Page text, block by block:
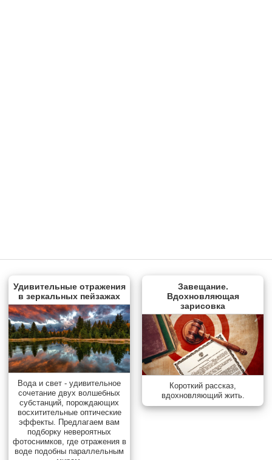
Удивительные отражения
в зеркальных пейзажах
Вода и свет - удивительное
сочетание двух волшебных
субстанций, порождающих
восхитительные оптические
эффекты. Предлагаем вам
подборку невероятных
фотоснимков, где отражения в
воде подобны параллельным
Завещание.
Вдохновляющая
зарисовка
Короткий рассказ,
вдохновляющий жить.